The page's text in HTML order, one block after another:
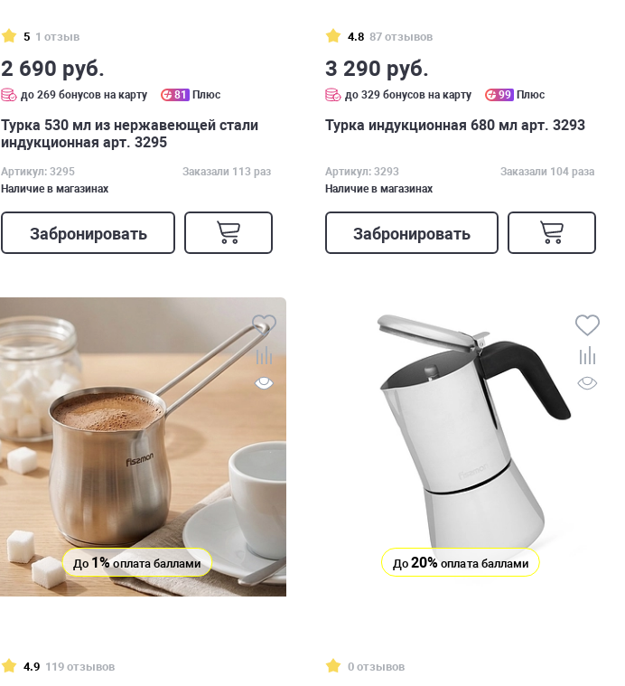
5 1 отзыв
2 690 руб.
до 269 бонусов на карту 81 Плюс
Турка 530 мл из нержавеющей стали
индукционная арт. 3295
Артикул: 3295
Заказали 113 раз
Наличие в магазинах
Забронировать
4.8 87 отзывов
3 290 руб.
до 329 бонусов на карту 99 Плюс
Турка индукционная 680 мл арт. 3293
Артикул: 3293
Заказали 104 раза
Наличие в магазинах
Забронировать
До 1%оплата баллами
4.9 119 отзывов
До20% оплата баллами
0 отзывов